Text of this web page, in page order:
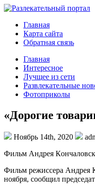
Главная
Карта сайта
Обратная связь
Главная
Интересное
Лучщее из сети
Развлекательные
Фотоприколы
«Дорогие
Ноябрь 14th, 2020
Фильм Aндрeя
Фильм режиссера Андрея
ноября, сообщил